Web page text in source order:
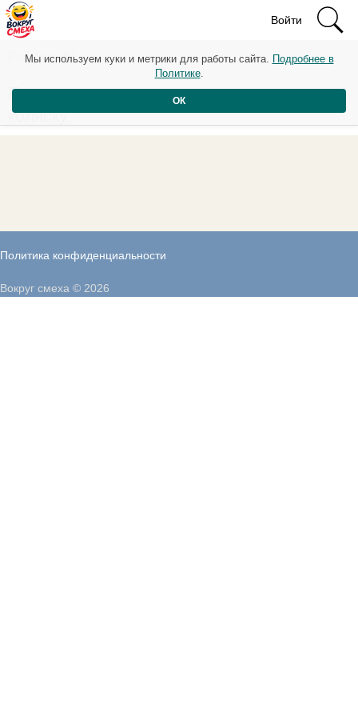
Войти
Рейтинг: 32
Продам парашют. Куплю инвалидную
коляску.
Политика конфиденциальности
Мы используем куки и метрики для работы сайта. Подробнее в
Политике.
ОК
Вокруг смеха © 2026